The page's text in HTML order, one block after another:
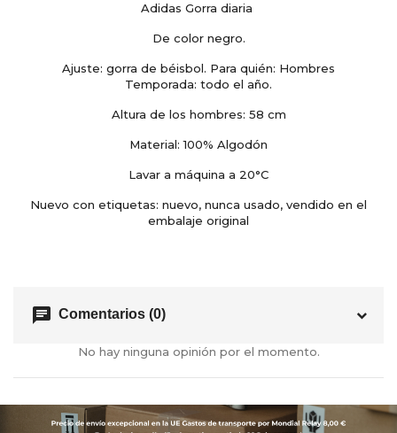
Adidas Gorra diaria
De color negro.
Ajuste: gorra de béisbol. Para quién: Hombres
Temporada: todo el año.
Altura de los hombres: 58 cm
Material: 100% Algodón
Lavar a máquina a 20°C
Nuevo con etiquetas: nuevo, nunca usado, vendido en el
embalaje original
chat Comentarios (0)
No hay ninguna opinión por el momento.